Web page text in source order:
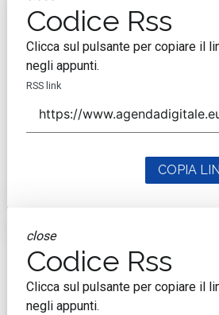
Codice Rss
Clicca sul pulsante per copiare il
negli appunti.
RSS link
COPIA
close
Codice Rss
Clicca sul pulsante per copiare il
negli appunti.